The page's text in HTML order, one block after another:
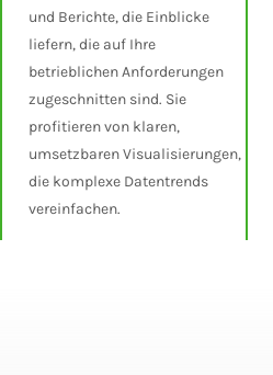
und Berichte, die Einblicke
liefern, die auf Ihre
betrieblichen Anforderungen
zugeschnitten sind. Sie
profitieren von klaren,
umsetzbaren Visualisierungen,
die komplexe Datentrends
vereinfachen.